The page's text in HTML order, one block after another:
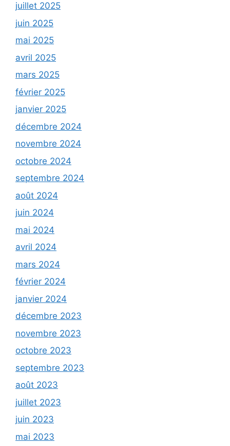
juillet 2025
juin 2025
mai 2025
avril 2025
mars 2025
février 2025
janvier 2025
décembre 2024
novembre 2024
octobre 2024
septembre 2024
août 2024
juin 2024
mai 2024
avril 2024
mars 2024
février 2024
janvier 2024
décembre 2023
novembre 2023
octobre 2023
septembre 2023
août 2023
juillet 2023
juin 2023
mai 2023